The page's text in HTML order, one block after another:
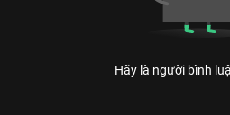
Hãy là người bình